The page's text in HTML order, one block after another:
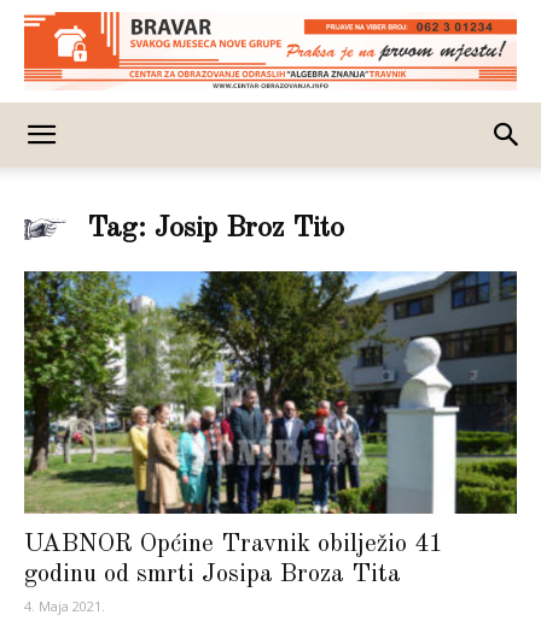
Tag: Josip Broz Tito
UABNOR Općine Travnik obilježio 41
godinu od smrti Josipa Broza Tita
4. Maja 2021.